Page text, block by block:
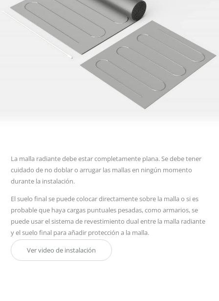
La malla radiante debe estar completamente plana. Se debe tener
cuidado de no doblar o arrugar las mallas en ningún momento
durante la instalación.
El suelo final se puede colocar directamente sobre la malla o si es
probable que haya cargas puntuales pesadas, como armarios, se
puede usar el sistema de revestimiento dual entre la malla radiante
y el suelo final para añadir protección a la malla.
Ver video de instalación